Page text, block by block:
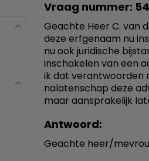
Vraag nummer:
Geachte Heer C. van
deze erfgenaam nu
nu ook juridische
inschakelen van een
ik dat verantwoorden
nalatenschap deze
maar aansprakelijk
Antwoord:
Geachte heer/